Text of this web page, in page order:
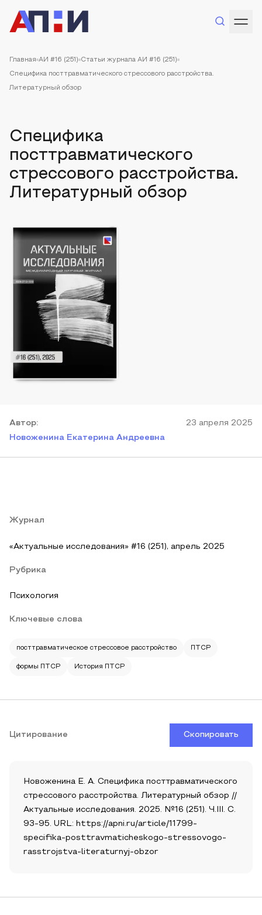
Главная АИ #16 (251) Статьи журнала АИ #16 (251)
Специфика посттравматического стрессового расстройства.
Литературный обзор
Специфика
посттравматического
стрессового расстройства.
Литературный обзор
Автор:
Новоженина Екатерина Андреевна
23 апреля 2025
Журнал
«Актуальные исследования» #16 (251), апрель 2025
Рубрика
Психология
Ключевые слова
посттравматическое стрессовое расстройство ПТСР
формы ПТСР История ПТСР
Цитирование Скопировать
Новоженина Е. А. Специфика посттравматического
стрессового расстройства. Литературный обзор //
Актуальные исследования. 2025. №16 (251). Ч.III. С.
93-95. URL: https://apni.ru/article/11799-
specifika-posttravmaticheskogo-stressovogo-
rasstrojstva-literaturnyj-obzor